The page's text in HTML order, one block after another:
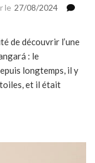
le 27/08/2024
de découvrir l’une
: le
longtemps, il y
et il était